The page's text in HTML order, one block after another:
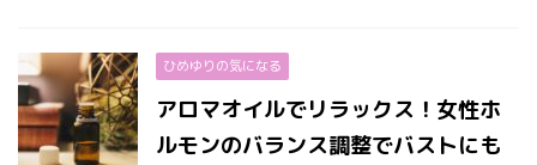
ひめゆりの気になる
アロマオイルでリラックス！女性ホ
ルモンのバランス調整でバストにも